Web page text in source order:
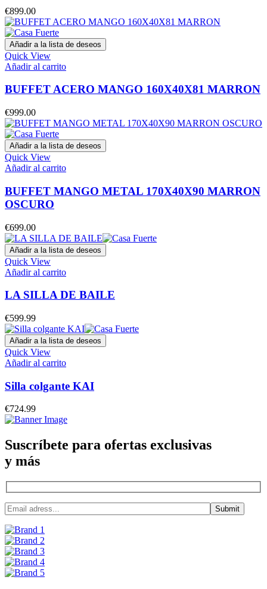
€899.00
Añadir a la lista de deseos
Quick View
Añadir al carrito
BUFFET ACERO MANGO 160X40X81 MARRON
€999.00
Añadir a la lista de deseos
Quick View
Añadir al carrito
BUFFET MANGO METAL 170X40X90 MARRON
OSCURO
€699.00
Añadir a la lista de deseos
Quick View
Añadir al carrito
LA SILLA DE BAILE
€599.99
Añadir a la lista de deseos
Quick View
Añadir al carrito
Silla colgante KAI
€724.99
Suscríbete para ofertas exclusivas
y más